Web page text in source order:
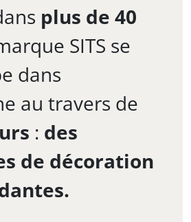
plus de 40
SITS se
dans
au travers de
: des
de décoration